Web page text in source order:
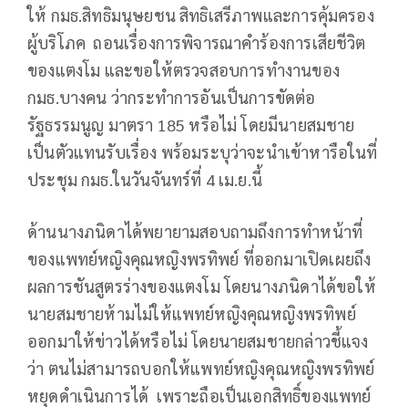
ให้ กมธ.สิทธิมนุษยชน สิทธิเสรีภาพและการคุ้มครอง
ผู้บริโภค ถอนเรื่องการพิจารณาคำร้องการเสียชีวิต
ของแตงโม และขอให้ตรวจสอบการทำงานของ
กมธ.บางคน ว่ากระทำการอันเป็นการขัดต่อ
รัฐธรรมนูญ มาตรา 185 หรือไม่ โดยมีนายสมชาย
เป็นตัวแทนรับเรื่อง พร้อมระบุว่าจะนำเข้าหารือในที่
ประชุม กมธ.ในวันจันทร์ที่ 4 เม.ย.นี้
ด้านนางภนิดาได้พยายามสอบถามถึงการทำหน้าที่
ของแพทย์หญิงคุณหญิงพรทิพย์ ที่ออกมาเปิดเผยถึง
ผลการชันสูตรร่างของแตงโม โดยนางภนิดาได้ขอให้
นายสมชายห้ามไม่ให้แพทย์หญิงคุณหญิงพรทิพย์
ออกมาให้ข่าวได้หรือไม่ โดยนายสมชายกล่าวชี้แจง
ว่า ตนไม่สามารถบอกให้แพทย์หญิงคุณหญิงพรทิพย์
หยุดดำเนินการได้ เพราะถือเป็นเอกสิทธิ์ของแพทย์